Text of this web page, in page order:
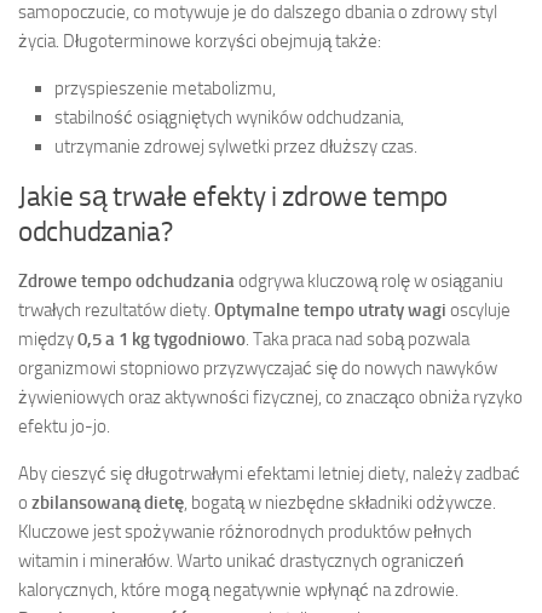
samopoczucie, co motywuje je do dalszego dbania o zdrowy styl
życia. Długoterminowe korzyści obejmują także:
przyspieszenie metabolizmu,
stabilność osiągniętych wyników odchudzania,
utrzymanie zdrowej sylwetki przez dłuższy czas.
Jakie są trwałe efekty i zdrowe tempo
odchudzania?
Zdrowe tempo odchudzaniaodgrywa kluczową rolę w osiąganiu
trwałych rezultatów diety. Optymalne tempo utraty wagi oscyluje
między0,5 a 1 kg tygodniowo. Taka praca nad sobą pozwala
organizmowi stopniowo przyzwyczajać się do nowych nawyków
żywieniowych oraz aktywności fizycznej, co znacząco obniża ryzyko
efektu jo-jo.
Aby cieszyć się długotrwałymi efektami letniej diety, należy zadbać
o zbilansowaną dietę, bogatą w niezbędne składniki odżywcze.
Kluczowe jest spożywanie różnorodnych produktów pełnych
witamin i minerałów. Warto unikać drastycznych ograniczeń
kalorycznych, które mogą negatywnie wpłynąć na zdrowie.